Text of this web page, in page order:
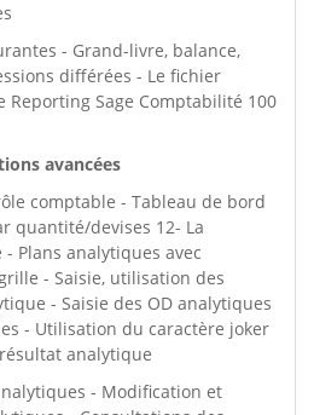
- Grand-livre, balance,
différées - Le fichier
Reporting Sage Comptabilité 100
avancées
comptable - Tableau de bord
quantité/devises 12- La
Plans analytiques avec
- Saisie, utilisation des
- Saisie des OD analytiques
- Utilisation du caractère joker
analytique
- Modification et